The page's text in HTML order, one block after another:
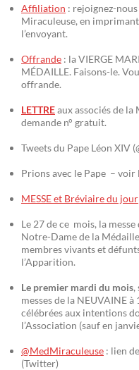
Affiliation : rejoignez-
Miraculeuse, en
l’envoyant.
Offrande : la VIERGE
MÉDAILLE. Faisons-le.
offrande.
LETTREaux associés de
demande n° gratuit.
Tweets du Pape Léon XIV
Prions avec le Pape – voir
MESSE et Bréviaire du jour
Le 27 de ce mois, la
Notre-Dame de la
membres vivants et
l’Apparition.
Le premier mardi du mois,
messes de la NEUVAINE
célébrées aux intentions
l’Association (sauf en
@MedMiraculeuse : lien
(Twitter)